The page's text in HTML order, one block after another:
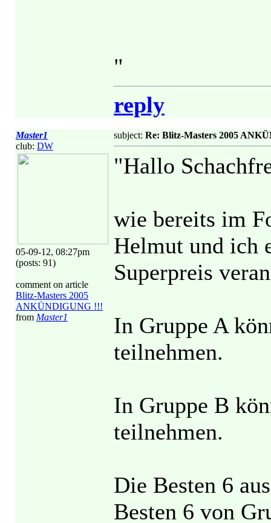
"
reply
Master1
club: DW
05-09-12, 08:27pm
(posts: 91)
comment on article
Blitz-Masters 2005
ANKÜNDIGUNG !!!
from Master1
subject: Re: Blitz-Masters 2005
"Hallo
wie bereits im
Helmut und ich
Superpreis
In Gruppe A
teilnehmen.
In Gruppe B
teilnehmen.
Die Besten 6
Besten 6 von